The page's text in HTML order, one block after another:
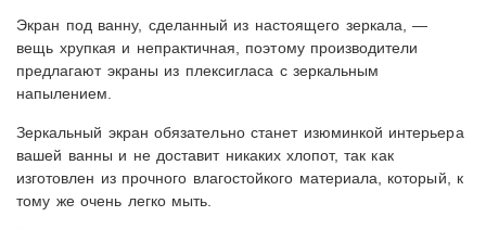
Экран под ванну, сделанный из настоящего зеркала, —
вещь хрупкая и непрактичная, поэтому производители
предлагают экраны из плексигласа с зеркальным
напылением.
Зеркальный экран обязательно станет изюминкой интерьера
вашей ванны и не доставит никаких хлопот, так как
изготовлен из прочного влагостойкого материала, который, к
тому же очень легко мыть.